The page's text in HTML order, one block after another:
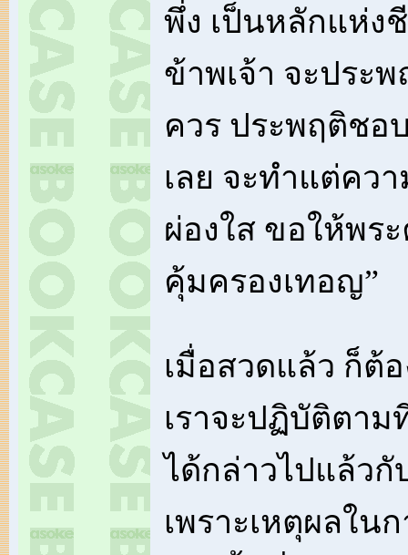
พึ่ง เป็นหลักแห่ง
ข้าพเจ้า จะประ
ควร ประพฤติชอ
เลย จะทำแต่คว
ผ่องใส ขอให้พร
คุ้มครองเทอญ”
เมื่อสวดแล้ว ก็ต้
เราจะปฏิบัติตา
ได้กล่าวไปแล้ว
เพราะเหตุผลใน